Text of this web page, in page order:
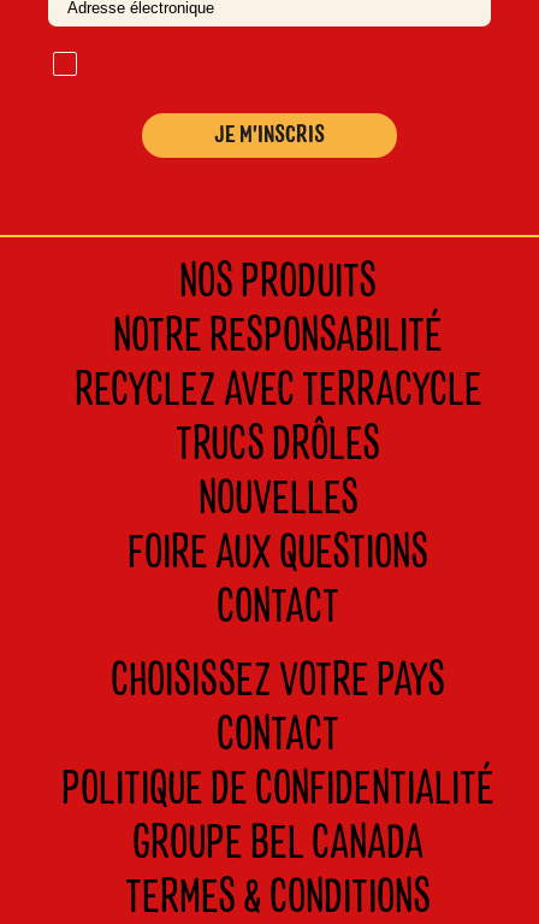
o
m
NOS PRODUITS
NOTRE RESPONSABILITÉ
RECYCLEZ AVEC TERRACYCLE
TRUCS DRÔLES
NOUVELLES
FOIRE AUX QUESTIONS
CONTACT
CHOISISSEZ VOTRE PAYS
CONTACT
POLITIQUE DE CONFIDENTIALITÉ
GROUPE BEL CANADA
TERMES & CONDITIONS